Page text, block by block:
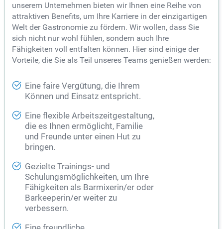
unserem Unternehmen bieten wir Ihnen eine Reihe von
attraktiven Benefits, um Ihre Karriere in der einzigartigen
Welt der Gastronomie zu fördern. Wir wollen, dass Sie
sich nicht nur wohl fühlen, sondern auch Ihre
Fähigkeiten voll entfalten können. Hier sind einige der
Vorteile, die Sie als Teil unseres Teams genießen werden:
Eine faire Vergütung, die Ihrem
Können und Einsatz entspricht.
Eine flexible Arbeitszeitgestaltung,
die es Ihnen ermöglicht, Familie
und Freunde unter einen Hut zu
bringen.
Gezielte Trainings- und
Schulungsmöglichkeiten, um Ihre
Fähigkeiten als Barmixerin/er oder
Barkeeperin/er weiter zu
verbessern.